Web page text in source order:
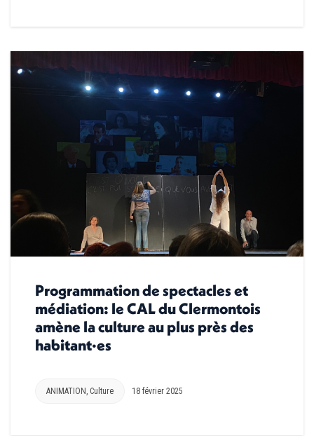
Programmation de spectacles et
médiation: le CAL du Clermontois
amène la culture au plus près des
habitant·es
ANIMATION , Culture 18 février 2025